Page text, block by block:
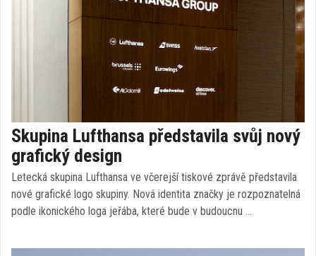
Skupina Lufthansa představila svůj nový
grafický design
Letecká skupina Lufthansa ve včerejší tiskové zprávě představila
nové grafické logo skupiny. Nová identita značky je rozpoznatelná
podle ikonického loga jeřába, které bude v budoucnu …